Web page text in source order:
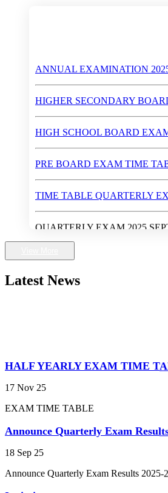
Higher Secondary School Exam
PRACTICAL EXAM CLASS 9TH
Annual Exam Time Table 2023-24
Latest News
EXAM TIME TABLE
Announce Quarterly Exam Results
18 Sep 25
Announce Quarterly Exam Results 2025-
Invitaion
26 Nov 24